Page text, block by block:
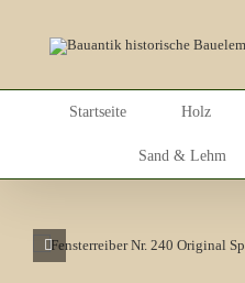
Startseite Holz
Sand & Lehm